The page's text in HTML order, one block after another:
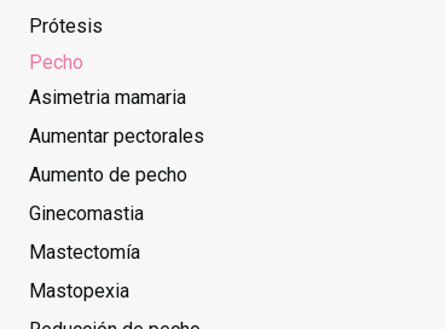
Prótesis
Pecho
Asimetria mamaria
Aumentar pectorales
Aumento de pecho
Ginecomastia
Mastectomía
Mastopexia